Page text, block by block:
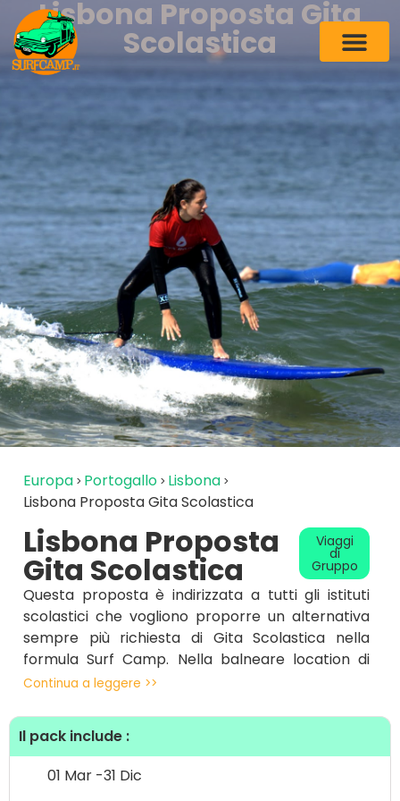
Lisbona Proposta Gita
Scolastica
Europa Portogallo Lisbona
Lisbona Proposta Gita Scolastica
Lisbona Proposta
Gita Scolastica
Viaggi
di
Gruppo
Questa proposta è indirizzata a tutti gli istituti
scolastici che vogliono proporre un alternativa
sempre più richiesta di Gita Scolastica nella
formula Surf Camp. Nella balneare location di
Costa de Caparica, a pochi minuti dal centro di
perfetta per Istituti Scolastici che abbiamo
intenzione di proporre ai propri alunni un
esperienza indipementicabile che immergerà gli
Continua a leggere >>
Il pack include :
01 Mar -31 Dic